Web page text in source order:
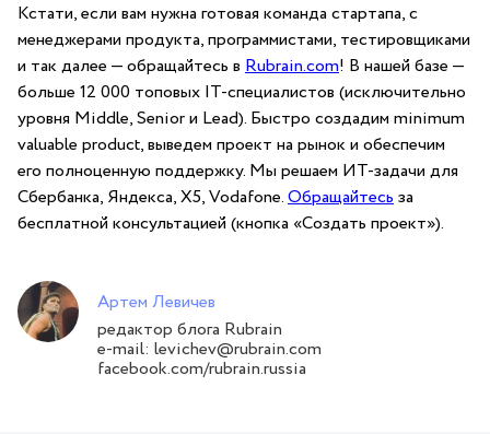
Кстати, если вам нужна готовая команда стартапа, с
менеджерами продукта, программистами, тестировщиками
и так далее — обращайтесь в Rubrain.com! В нашей базе —
больше 12 000 топовых IT-специалистов (исключительно
уровня Middle, Senior и Lead). Быстро создадим minimum
valuable product, выведем проект на рынок и обеспечим
его полноценную поддержку. Мы решаем ИТ-задачи для
Сбербанка, Яндекса, X5, Vodafone.Обращайтесьза
бесплатной консультацией (кнопка «Создать проект»).
Артем Левичев
редактор блога Rubrain
e-mail: levichev@rubrain.com
facebook.com/rubrain.russia